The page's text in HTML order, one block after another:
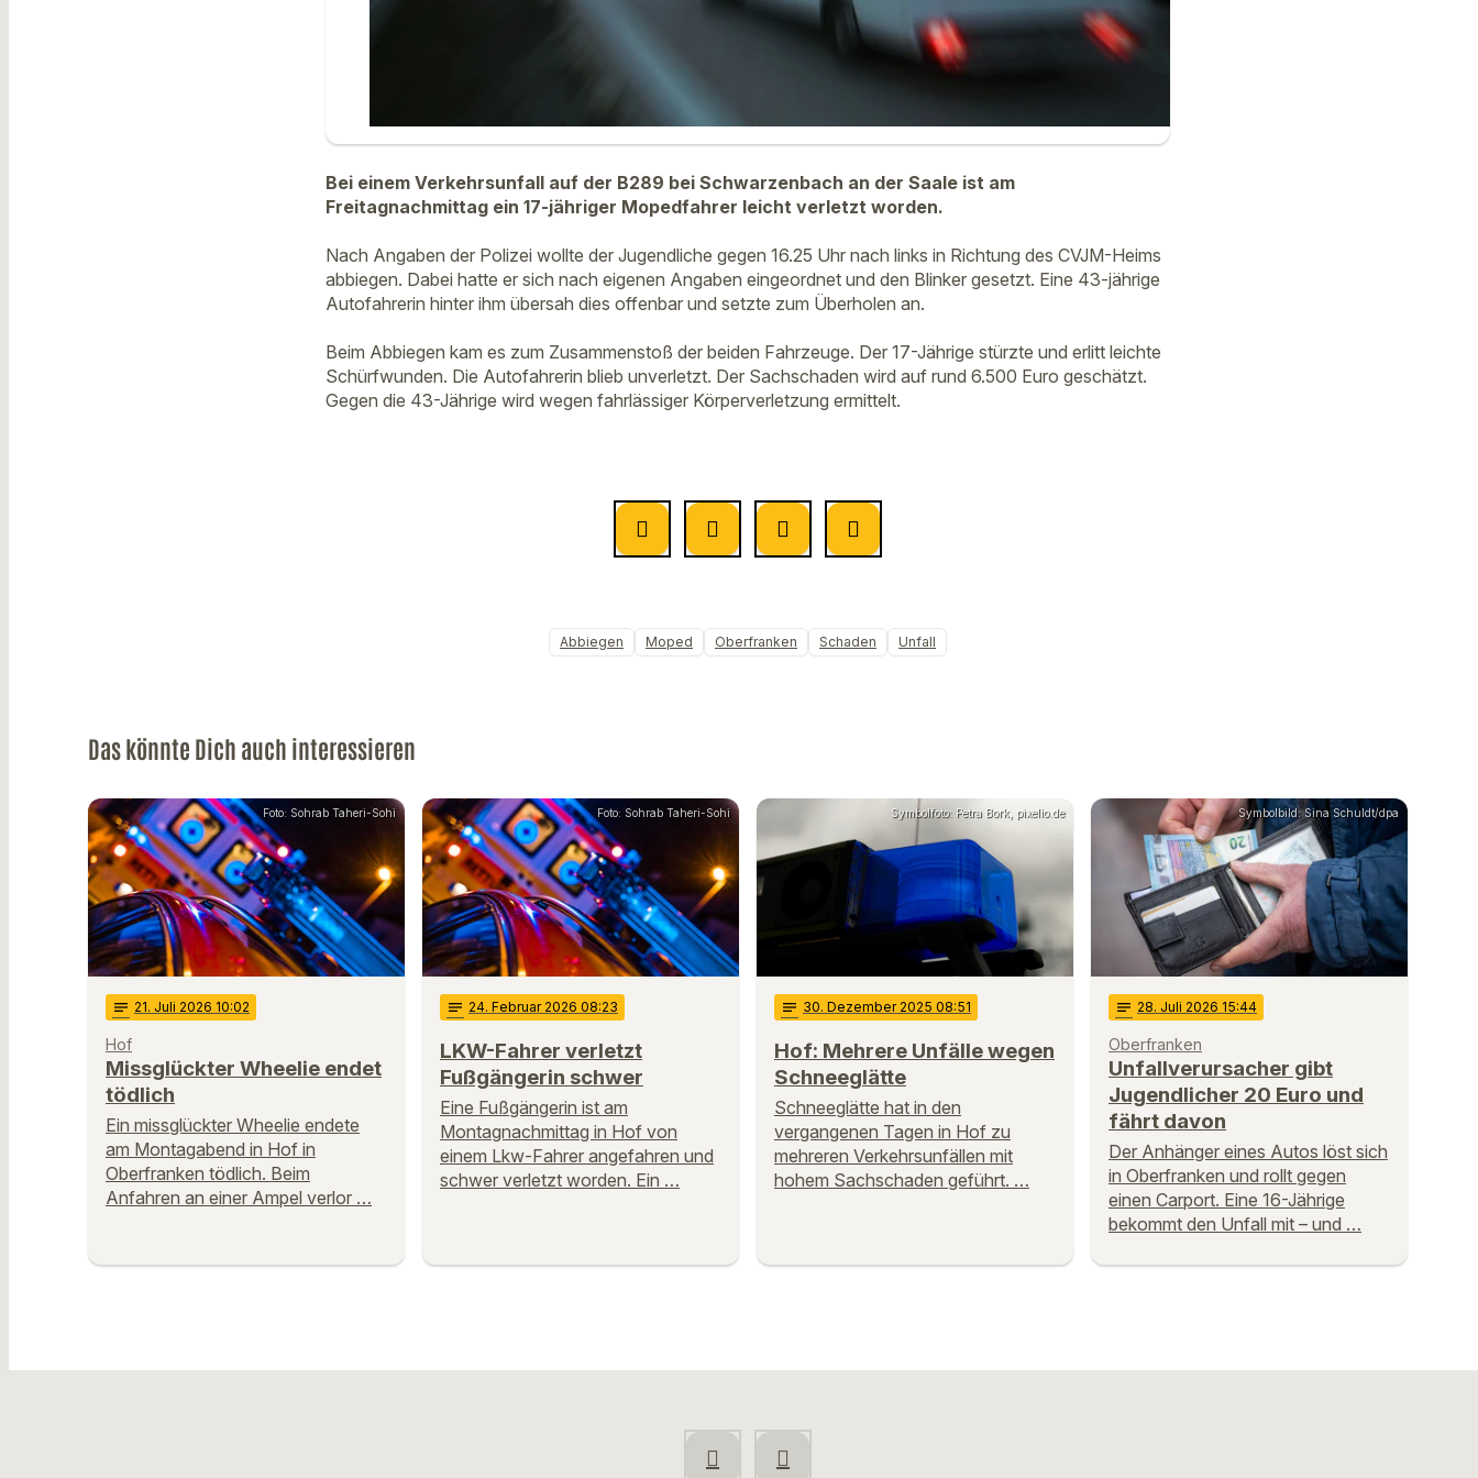
Bei einem Verkehrsunfall auf der B289 bei Schwarzenbach an der Saale ist am
Freitagnachmittag ein 17-jähriger Mopedfahrer leicht verletzt worden.
Nach Angaben der Polizei wollte der Jugendliche gegen 16.25 Uhr nach links in Richtung des CVJM-Heims
abbiegen. Dabei hatte er sich nach eigenen Angaben eingeordnet und den Blinker gesetzt. Eine 43-jährige
Autofahrerin hinter ihm übersah dies offenbar und setzte zum Überholen an.
Beim Abbiegen kam es zum Zusammenstoß der beiden Fahrzeuge. Der 17-Jährige stürzte und erlitt leichte
Schürfwunden. Die Autofahrerin blieb unverletzt. Der Sachschaden wird auf rund 6.500 Euro geschätzt.
Gegen die 43-Jährige wird wegen fahrlässiger Körperverletzung ermittelt.
Abbiegen Moped Oberfranken Schaden Unfall
Das könnte Dich auch interessieren
Foto: Sohrab Taheri-Sohi
notes 21. Juli 2026 10:02
Hof
Missglückter Wheelie endet
tödlich
Ein missglückter Wheelie endete
am Montagabend in Hof in
Oberfranken tödlich. Beim
Anfahren an einer Ampel verlor …
Foto: Sohrab Taheri-Sohi
notes 24. Februar 2026 08:23
LKW-Fahrer verletzt
Fußgängerin schwer
Eine Fußgängerin ist am
Montagnachmittag in Hof von
einem Lkw-Fahrer angefahren und
schwer verletzt worden. Ein …
Symbolfoto: Petra Bork, pixelio.de
notes 30. Dezember 2025 08:51
Hof: Mehrere Unfälle wegen
Schneeglätte
Schneeglätte hat in den
vergangenen Tagen in Hof zu
mehreren Verkehrsunfällen mit
hohem Sachschaden geführt. …
Symbolbild: Sina Schuldt/dpa
notes 28. Juli 2026 15:44
Oberfranken
Unfallverursacher gibt
Jugendlicher 20 Euro und
fährt davon
Der Anhänger eines Autos löst sich
in Oberfranken und rollt gegen
einen Carport. Eine 16-Jährige
bekommt den Unfall mit – und …